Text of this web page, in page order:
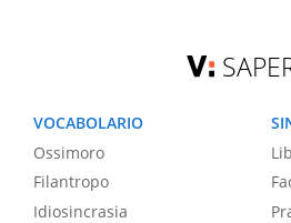
VOCABOLARIO
Ossimoro
Filantropo
Idiosincrasia